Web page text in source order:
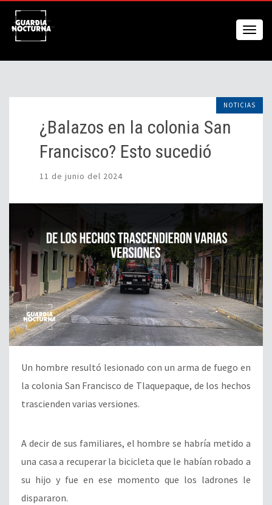
NOTICIAS
¿Balazos en la colonia San
Francisco? Esto sucedió
11 de junio del 2024
Un hombre resultó lesionado con un arma de fuego en
la colonia San Francisco de Tlaquepaque, de los hechos
trascienden varias versiones.
A decir de sus familiares, el hombre se habría metido a
una casa a recuperar la bicicleta que le habían robado a
su hijo y fue en ese momento que los ladrones le
dispararon.